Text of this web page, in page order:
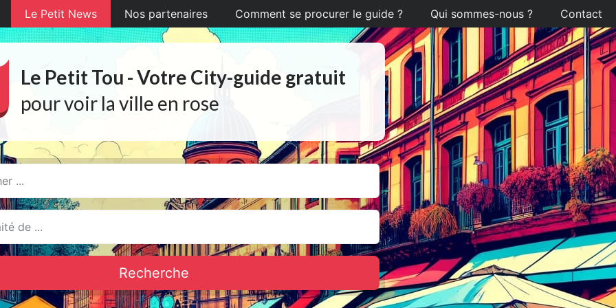
Le Petit News Nos partenaires Comment se procurer le guide ? Qui sommes-nous ? Contact
Le Petit Tou - Votre City-guide gratuit
pour voir la ville en rose
Recherche